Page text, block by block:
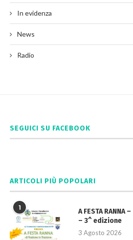
In evidenza
News
Radio
SEGUICI SU FACEBOOK
ARTICOLI PIÙ POPOLARI
1
A FESTA
– 3^ edizione
3 Agosto 2026